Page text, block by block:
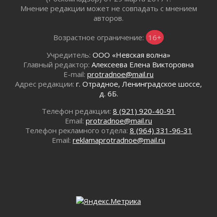
02 августа 2026
В Ивангороде появилась «Избушка-
02 августа 2026
Юхла, мука, кантеле и Водяной
01 августа 2026
Лето катится с горки
01 августа 2026
В Ленобласти открылась экспозиция к 150-
летию Билибина
01 августа 2026
Лето без гаджетов
01 августа 2026
В музей всей семьёй
Мнение редакции может не совпадать с мнением
авторов.
Возрастное ограничение: 16+
Учредитель: ООО «Невская волна»
Главный редактор: Алексеева Елена Викторовна
E-mail: protradnoe@mail.ru
Адрес редакции: г. Отрадное, Ленинградское шоссе,
д. 6Б.
Телефон редакции: 8 (921) 920-40-91
Email: protradnoe@mail.ru
Телефон рекламного отдела: 8 (964) 331-96-31
Email: reklamaprotradnoe@mail.ru